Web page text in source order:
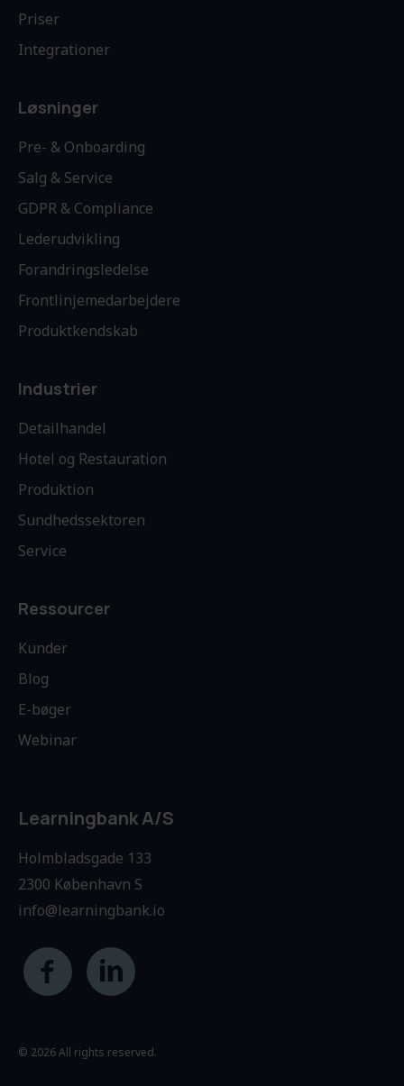
Priser
Integrationer
Løsninger
Pre- & Onboarding
Salg & Service
GDPR & Compliance
Lederudvikling
Forandringsledelse
Frontlinjemedarbejdere
Produktkendskab
Industrier
Detailhandel
Hotel og Restauration
Produktion
Sundhedssektoren
Service
Ressourcer
Kunder
Blog
E-bøger
Webinar
Learningbank A/S
Holmbladsgade 133
2300 København S
info@learningbank.io
© 2026 All rights reserved.